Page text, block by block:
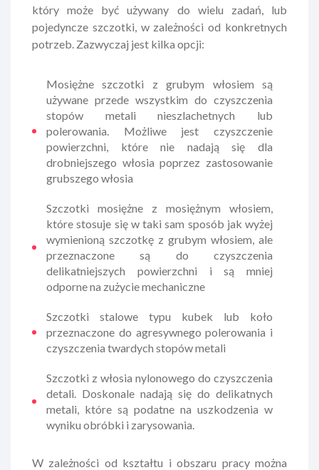
który może być używany do wielu zadań, lub
pojedyncze szczotki, w zależności od konkretnych
potrzeb. Zazwyczaj jest kilka opcji:
Mosiężne szczotki z grubym włosiem są
używane przede wszystkim do czyszczenia
stopów metali nieszlachetnych lub
polerowania. Możliwe jest czyszczenie
powierzchni, które nie nadają się dla
drobniejszego włosia poprzez zastosowanie
grubszego włosia
Szczotki mosiężne z mosiężnym włosiem,
które stosuje się w taki sam sposób jak wyżej
wymienioną szczotkę z grubym włosiem, ale
przeznaczone są do czyszczenia
delikatniejszych powierzchni i są mniej
odporne na zużycie mechaniczne
Szczotki stalowe typu kubek lub koło
przeznaczone do agresywnego polerowania i
czyszczenia twardych stopów metali
Szczotki z włosia nylonowego do czyszczenia
detali. Doskonale nadają się do delikatnych
metali, które są podatne na uszkodzenia w
wyniku obróbki i zarysowania.
W zależności od kształtu i obszaru pracy można